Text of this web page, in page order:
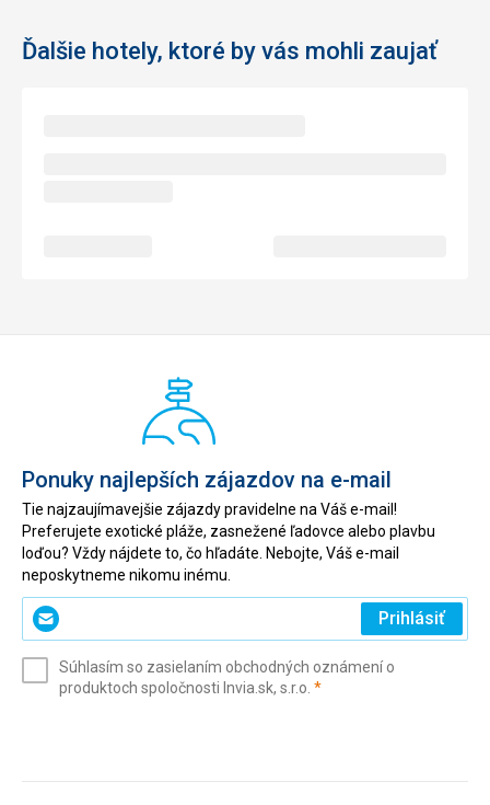
Ďalšie hotely, ktoré by vás mohli zaujať
Ponuky najlepších zájazdov na e-mail
Tie najzaujímavejšie zájazdy pravidelne na Váš e-mail!
Preferujete exotické pláže, zasnežené ľadovce alebo plavbu
loďou? Vždy nájdete to, čo hľadáte. Nebojte, Váš e-mail
neposkytneme nikomu inému.
Zadajte
svoj
(povinné)
Prihlásiť
Súhlasím so zasielaním obchodných oznámení o
produktoch spoločnosti Invia.sk, s.r.o. *(povinné)